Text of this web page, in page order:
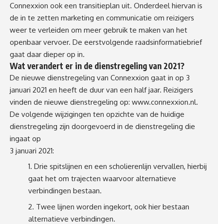
Connexxion ook een transitieplan uit. Onderdeel hiervan is
de in te zetten marketing en communicatie om reizigers
weer te verleiden om meer gebruik te maken van het
openbaar vervoer. De eerstvolgende raadsinformatiebrief
gaat daar dieper op in.
Wat verandert er in de dienstregeling van 2021?
De nieuwe dienstregeling van Connexxion gaat in op 3
januari 2021 en heeft de duur van een half jaar. Reizigers
vinden de nieuwe dienstregeling op: www.connexxion.nl.
De volgende wijzigingen ten opzichte van de huidige
dienstregeling zijn doorgevoerd in de dienstregeling die
ingaat op
3 januari 2021:
Drie spitslijnen en een scholierenlijn vervallen, hierbij
gaat het om trajecten waarvoor alternatieve
verbindingen bestaan.
Twee lijnen worden ingekort, ook hier bestaan
alternatieve verbindingen.